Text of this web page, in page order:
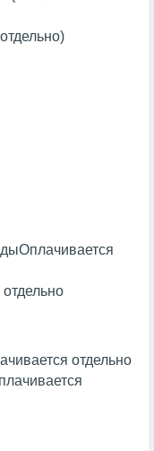
Оплачивается
отдельно